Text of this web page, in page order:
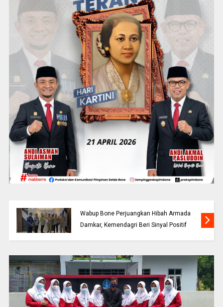
Wabup Bone Perjuangkan Hibah Armada
Damkar, Kemendagri Beri Sinyal Positif